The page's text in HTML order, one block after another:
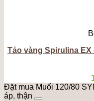
Tảo vàng Spirulina
Đặt mua Muối 120/80
áp, thận